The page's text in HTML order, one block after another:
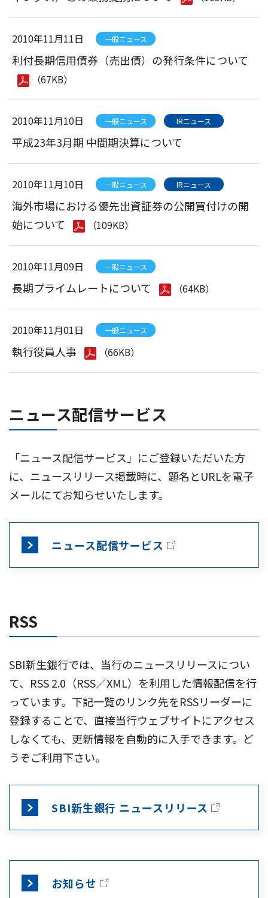
2010年11月11日 一般ニュース
利付長期信用債券（売出債）の発行条件について
（67KB）
2010年11月10日 一般ニュース IRニュース
平成23年3月期 中間期決算について
2010年11月10日 一般ニュース IRニュース
海外市場における優先出資証券の公開買付けの開
始について
（109KB）
2010年11月09日 一般ニュース
長期プライムレートについて （64KB）
2010年11月01日 一般ニュース
執行役員人事 （66KB）
ニュース配信サービス
「ニュース配信サービス」にご登録いただいた方
に、ニュースリリース掲載時に、題名とURLを電子
メールにてお知らせいたします。
ニュース配信サービス
RSS
SBI新生銀行では、当行のニュースリリースについ
て、RSS 2.0（RSS／XML）を利用した情報配信を行
っています。下記一覧のリンク先をRSSリーダーに
登録することで、直接当行ウェブサイトにアクセス
しなくても、更新情報を自動的に入手できます。ど
うぞご利用下さい。
SBI新生銀行 ニュースリリース
お知らせ